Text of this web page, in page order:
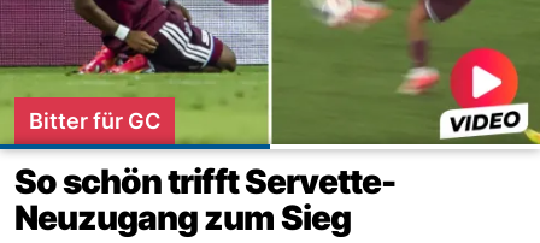
Bitter für GC
So schön trifft Servette-
Neuzugang zum Sieg